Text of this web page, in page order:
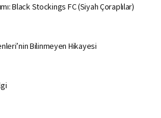
Black Stockings FC (Siyah Çoraplılar)
Bilinmeyen Hikayesi